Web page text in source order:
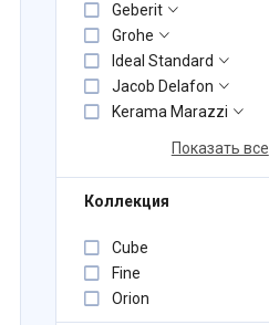
Geberit
Grohe
Ideal Standard
Jacob Delafon
Kerama Marazzi
Показать все
Коллекция
Cube
Fine
Orion